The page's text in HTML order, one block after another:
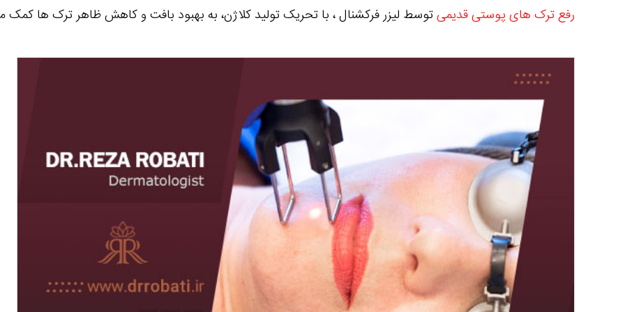
رفع ترک های پوستی قدیمیتوسط لیزر فرکشنال ، با تحریک تولید کلاژن، به بهبود بافت و کاهش ظاهر ترک‌ ها کمک